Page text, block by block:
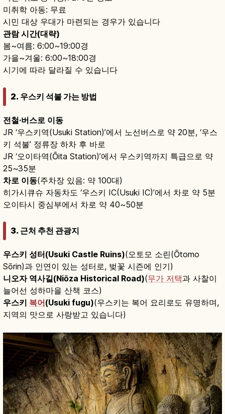
미취학 아동: 무료
시민 대상 우대가 마련되는 경우가 있습니다
관람 시간(대략)
봄~여름: 6:00~19:00경
가을~겨울: 6:00~18:00경
시기에 따라 달라질 수 있습니다
2. 우스키 석불 가는 방법
전철·버스로 이동
JR ‘우스키역(Usuki Station)’에서 노선버스로 약 20분, ‘우스
키 석불’ 정류장 하차 후 바로
JR ‘오이타역(Ōita Station)’에서 우스키역까지 특급으로 약
25~35분
차로 이동(주차장 있음: 약 100대)
히가시큐슈 자동차도 ‘우스키 IC(Usuki IC)’에서 차로 약 5분
오이타시 중심부에서 차로 약 40~50분
3. 근처 추천 관광지
우스키 성터(Usuki Castle Ruins)(오토모 소린(Ōtomo
Sōrin)과 인연이 있는 성터로, 벚꽃 시즌에 인기)
니오자 역사길(Niōza Historical Road)(무가 저택과 사찰이
늘어선 성하마을 산책 코스)
우스키 복어(Usuki fugu)(우스키는 복어 요리로도 유명하며,
지역의 맛으로 사랑받고 있습니다)